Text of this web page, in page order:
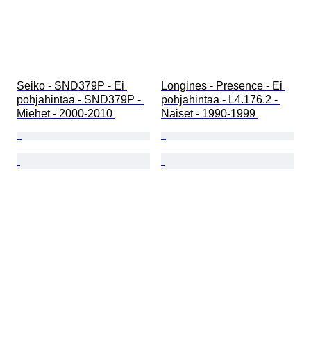
Seiko - SND379P - Ei
pohjahintaa - SND379P -
Miehet - 2000-2010
Longines - Presence - Ei
pohjahintaa - L4.176.2 -
Naiset - 1990-1999